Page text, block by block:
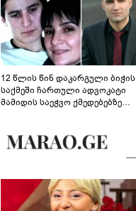
12 წლის წინ დაკარგული ბიჭის
საქმეში ჩართული ადვოკატი
მამიდის საეჭვო ქმედებებზე
მოწოდებაზე... წლობით
მიმდინარეობდა საქმის